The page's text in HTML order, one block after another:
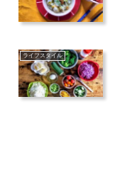
ライフスタイル